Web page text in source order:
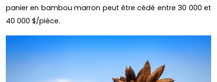
panier en bambou marron peut être cédé entre 30 000 et
40 000 $/pièce.